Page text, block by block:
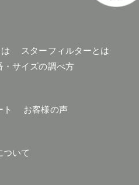
スターフィルターとは
・サイズの調べ方
お客様の声
ついて